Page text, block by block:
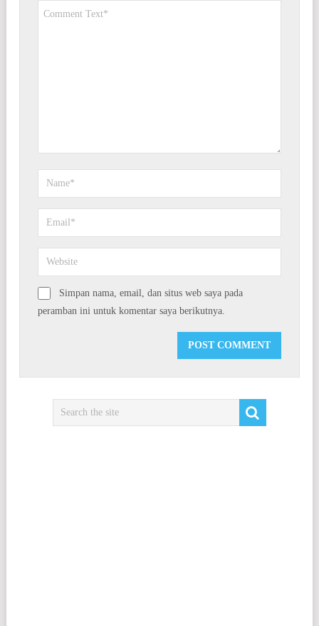
Simpan nama, email, dan situs web saya pada
peramban ini untuk komentar saya berikutnya.